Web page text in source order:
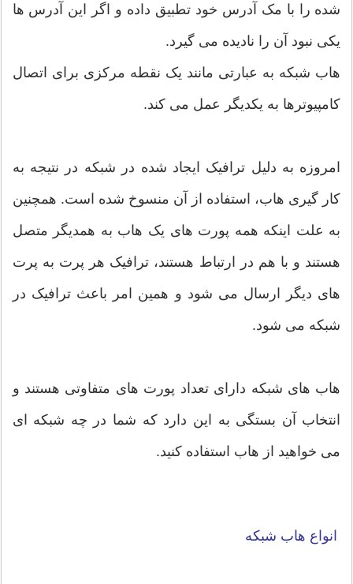
شده را با مک آدرس خود تطبیق داده و اگر این آدرس ها
یکی نبود آن را نادیده می گیرد.
هاب شبکه به عبارتی مانند یک نقطه مرکزی برای اتصال
کامپیوترها به یکدیگر عمل می کند.
امروزه به دلیل ترافیک ایجاد شده در شبکه در نتیجه به
کار گیری هاب، استفاده از آن منسوخ شده است. همچنین
به علت اینکه همه پورت های یک هاب به همدیگر متصل
هستند و با هم در ارتباط هستند، ترافیک هر پرت به پرت
های دیگر ارسال می شود و همین امر باعث ترافیک در
شبکه می شود.
هاب های شبکه دارای تعداد پورت های متفاوتی هستند و
انتخاب آن بستگی به این دارد که شما در چه شبکه ای
می خواهید از هاب استفاده کنید.
انواع هاب شبکه